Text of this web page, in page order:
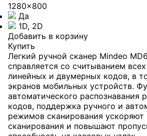
1280x800
Да
1D, 2D
Добавить в корзину
Купить
Легкий ручной сканер Mindeo
справляется со считыванием
линейных и двумерных кодов, в
экранов мобильных устройств.
автоматического распознавания
кодов, поддержка ручного и
режимов сканирования ускоряют
сканирования и повышают